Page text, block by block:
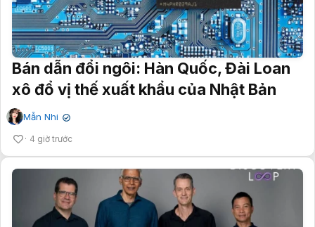
Bán dẫn đổi ngôi: Hàn Quốc, Đài Loan
xô đổ vị thế xuất khẩu của Nhật Bản
Mẫn Nhi ✔
4 giờ trước